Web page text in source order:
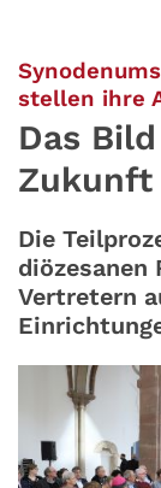
stellen ihre
Das
Die
diözesanen
Vertretern